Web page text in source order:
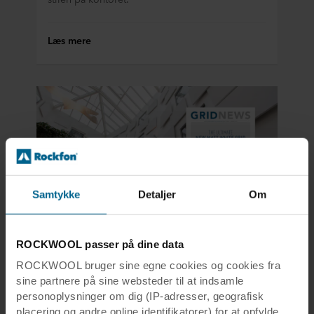
Samtykke Detaljer Om
ROCKWOOL passer på dine data
ROCKWOOL bruger sine egne cookies og cookies fra
sine partnere på sine websteder til at indsamle
personoplysninger om dig (IP-adresser, geografisk
placering og andre online identifikatorer) for at opfylde
Læs mere
Produktnyheder 02 mar. 2018
Udforsk vores nye grid nyhedsbrev
og læs om de seneste nye
skinnesystemer.